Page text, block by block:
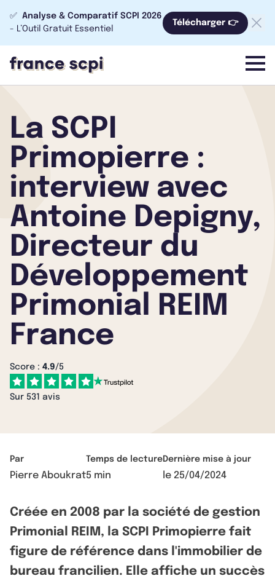
✅ Analyse & Comparatif SCPI 2026
- L’Outil Gratuit Essentiel
Télécharger 👉
menu
La SCPI
Primopierre :
interview avec
Antoine Depigny,
Directeur du
Développement
Primonial REIM
France
Score : 4.9/5
Sur 531 avis
Par
Pierre Aboukrat
Temps de lecture
5 min
Dernière mise à jour
le 25/04/2024
Créée en 2008 par la société de gestion
Primonial REIM, la SCPI Primopierre fait
figure de référence dans l'immobilier de
bureau francilien. Elle affiche un succès